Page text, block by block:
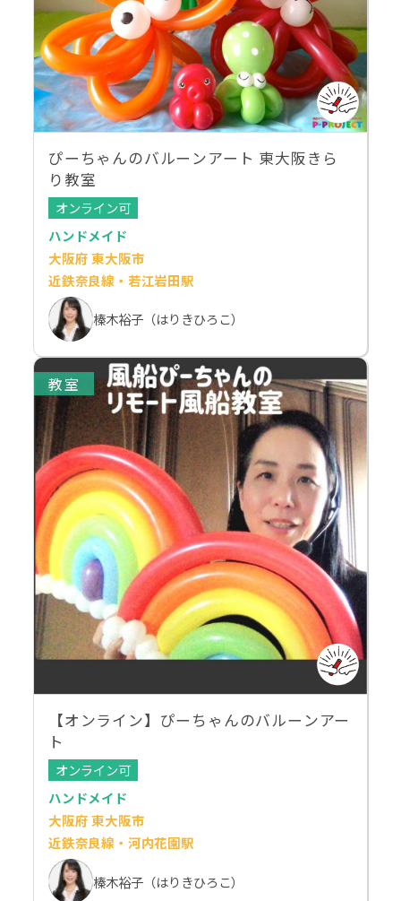
ぴーちゃんのバルーンアート 東大阪きら
り教室
オンライン可
ハンドメイド
大阪府 東大阪市
近鉄奈良線・若江岩田駅
榛木裕子（はりきひろこ）
教室
【オンライン】ぴーちゃんのバルーンアー
ト
オンライン可
ハンドメイド
大阪府 東大阪市
近鉄奈良線・河内花園駅
榛木裕子（はりきひろこ）